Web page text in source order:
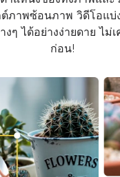
ต์ภาพซ้อนภาพ วิดีโอแ
งๆ ได้อย่างง่ายดาย ไม่
ก่อน!